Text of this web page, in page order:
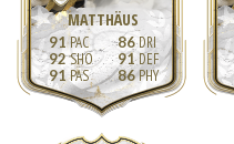
MATTHÄUS
91
92
91
86
91
86